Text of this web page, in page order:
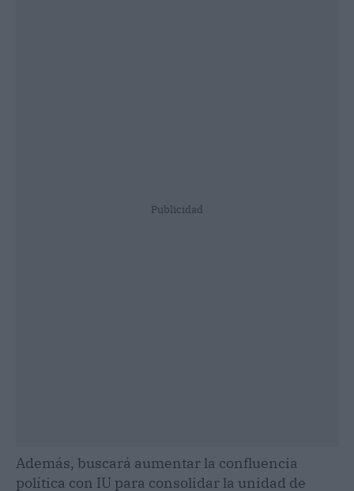
Publicidad
Además, buscará aumentar la confluencia
política con IU para consolidar la unidad de